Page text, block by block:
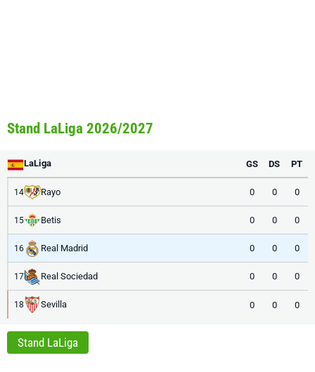
Stand LaLiga 2026/2027
LaLiga GS DS PT
14 Rayo 0 0 0
15 Betis 0 0 0
16 Real Madrid 0 0 0
17 Real Sociedad 0 0 0
18 Sevilla 0 0 0
Stand LaLiga